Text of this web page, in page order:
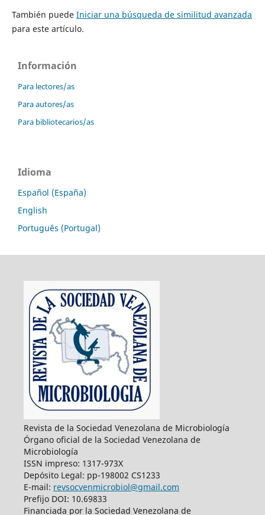
También puede Iniciar una búsqueda de similitud avanzada
para este artículo.
Información
Para lectores/as
Para autores/as
Para bibliotecarios/as
Idioma
Español (España)
English
Português (Portugal)
Revista de la Sociedad Venezolana de Microbiología
Órgano oficial de la Sociedad Venezolana de
Microbiología
ISSN impreso: 1317-973X
Depósito Legal: pp-198002 CS1233
E-mail: revsocvenmicrobiol@gmail.com
Prefijo DOI: 10.69833
Financiada por la Sociedad Venezolana de